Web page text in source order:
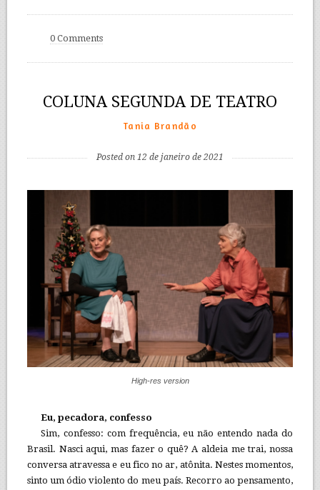
0 Comments
COLUNA SEGUNDA DE TEATRO
Tania Brandão
Posted on 12 de janeiro de 2021
High-res version
Eu, pecadora, confesso
Sim, confesso: com frequência, eu não entendo nada do
Brasil. Nasci aqui, mas fazer o quê? A aldeia me trai, nossa
conversa atravessa e eu fico no ar, atônita. Nestes momentos,
sinto um ódio violento do meu país. Recorro ao pensamento,